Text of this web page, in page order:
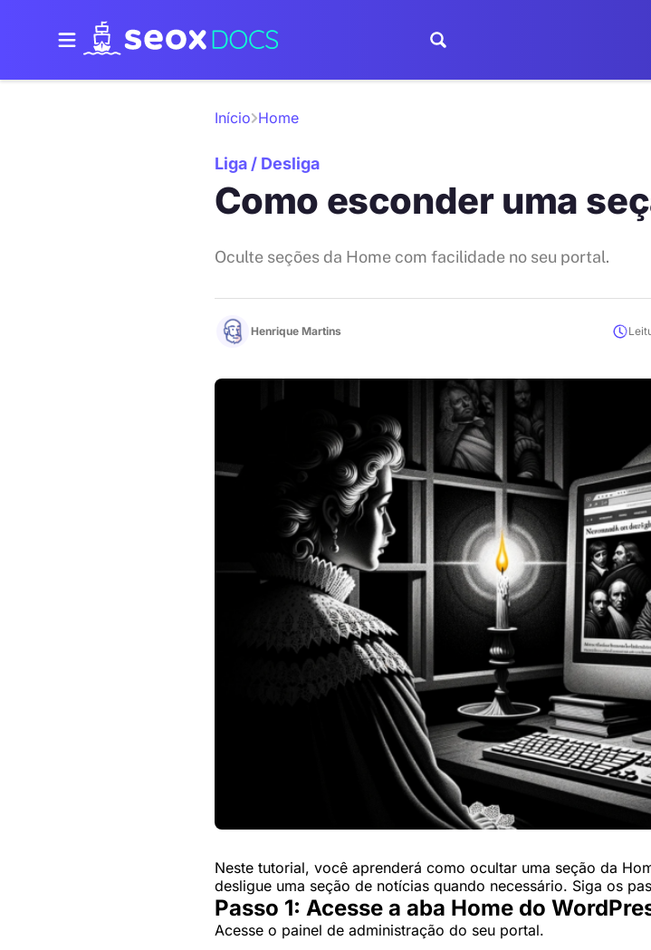
Início Home
Liga / Desliga
Como esconder uma
Oculte seções da Home com facilidade no seu portal.
Henrique Martins
Neste tutorial, você aprenderá como ocultar uma seção da
desligue uma seção de notícias quando necessário. Siga os
Passo 1: Acesse a aba Home do
Acesse o painel de administração do seu portal.